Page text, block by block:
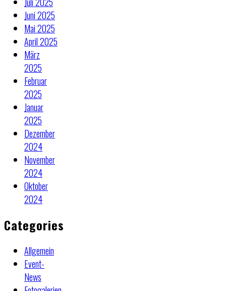
Juni 2025
Mai 2025
April 2025
März
2025
Februar
2025
Januar
2025
Dezember
2024
November
2024
Oktober
2024
Categories
Allgemein
Event-
News